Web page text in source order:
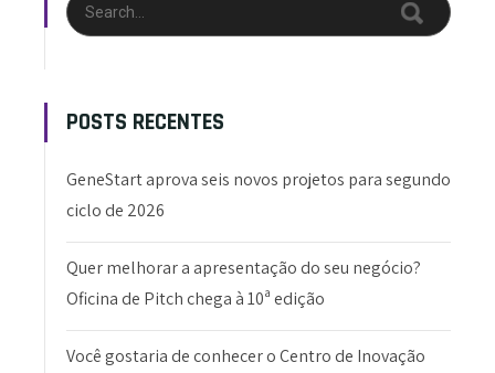
POSTS RECENTES
GeneStart aprova seis novos projetos para segundo
ciclo de 2026
Quer melhorar a apresentação do seu negócio?
Oficina de Pitch chega à 10ª edição
Você gostaria de conhecer o Centro de Inovação